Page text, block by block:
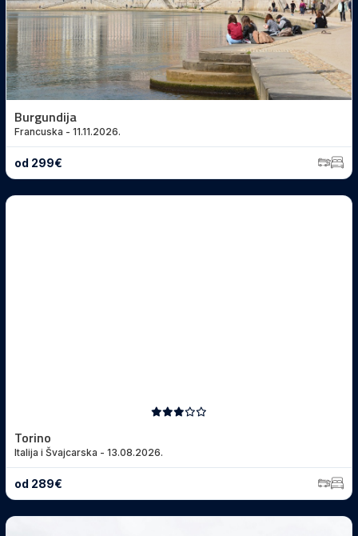
Dodatne napomene vezane za putovanje
Poruka
Burgundija
Francuska - 11.11.2026.
od 299€
Torino
Italija i Švajcarska - 13.08.2026.
od 289€